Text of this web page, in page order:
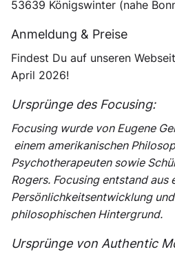
53639 Königswinter (nahe
Anmeldung & Preise
Findest Du auf unseren
April 2026!
Ursprünge des Focusing:
Focusing wurde von Eugene
einem amerikanischen
Psychotherapeuten sowie
Rogers. Focusing entstand aus
Persönlichkeitsentwicklung
philosophischen Hintergrund.
Ursprünge von Authentic